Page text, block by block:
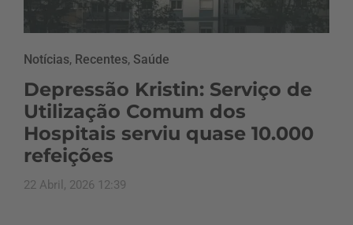
Notícias, Recentes, Saúde
Depressão Kristin: Serviço de
Utilização Comum dos
Hospitais serviu quase 10.000
refeições
22 Abril, 2026 12:39